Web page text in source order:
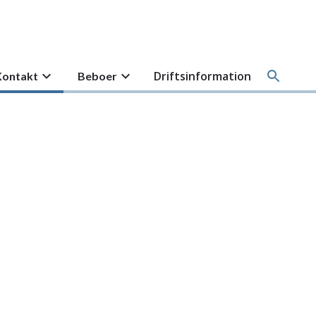
Beboer Driftsinformation